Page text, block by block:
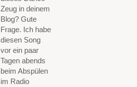
Zeug in deinem
Blog? Gute
Frage. Ich habe
diesen Song
vor ein paar
Tagen abends
beim Abspülen
im Radio